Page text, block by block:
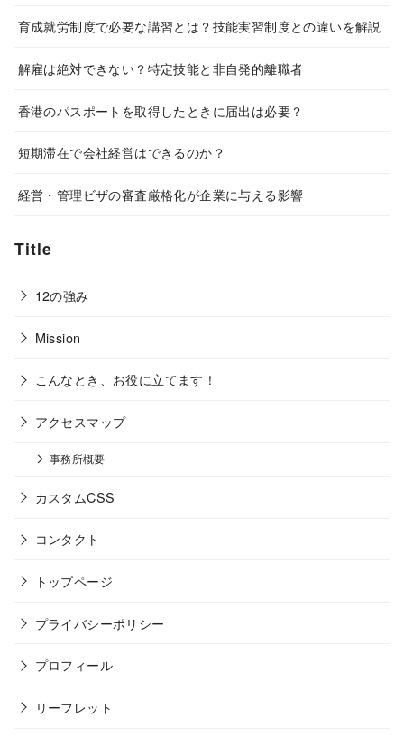
育成就労制度で必要な講習とは？技能実習制度との違いを解説
解雇は絶対できない？特定技能と非自発的離職者
香港のパスポートを取得したときに届出は必要？
短期滞在で会社経営はできるのか？
経営・管理ビザの審査厳格化が企業に与える影響
Title
12の強み
Mission
こんなとき、お役に立てます！
アクセスマップ
事務所概要
カスタムCSS
コンタクト
トップページ
プライバシーポリシー
プロフィール
リーフレット